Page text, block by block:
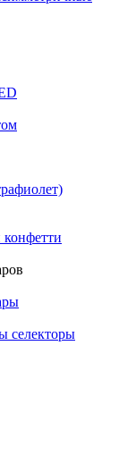
селекторы